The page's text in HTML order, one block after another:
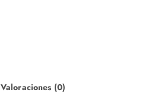
Valoraciones (0)